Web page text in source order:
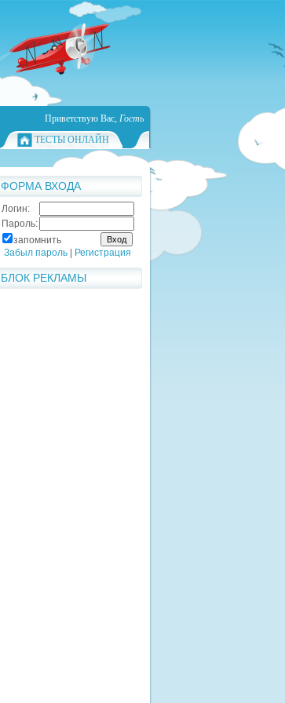
Приветствую Вас, Гость
ТЕСТЫ ОНЛАЙН
ФОРМА ВХОДА
Логин:
Пароль:
запомнить
Забыл пароль
Регистрация
БЛОК РЕКЛАМЫ